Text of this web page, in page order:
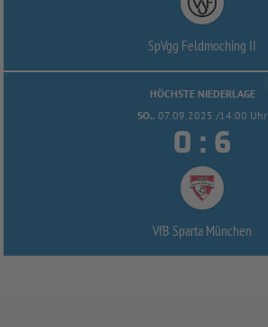
SpVgg Feldmoching II
HÖCHSTE NIEDERLAGE
SO.. 07.09.2025 /14:00 Uhr
 : 
VfB Sparta München